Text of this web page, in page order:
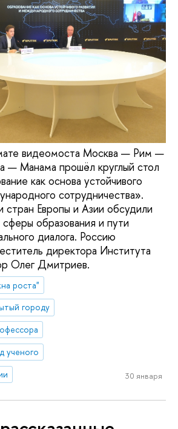
видеомоста Москва — Рим —
— Манама прошёл круглый стол
как основа устойчивого
сотрудничества».
стран Европы и Азии обсудили
образования и пути
диалога. Россию
директора Института
Олег Дмитриев.
роста"
городу
ученого
30 января